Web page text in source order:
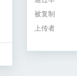
被复制
上传者